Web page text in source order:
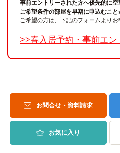
事前エントリーされた方へ優先的に空
ご希望条件の部屋を早期に申込むこと
ご希望の方は、下記のフォームよりお
>>春入居予約・事前エン
お問合せ・資料請求
お気に入り